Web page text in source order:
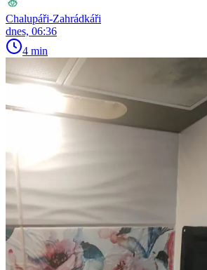
Chalupáři-Zahrádkáři
dnes, 06:36
4 min